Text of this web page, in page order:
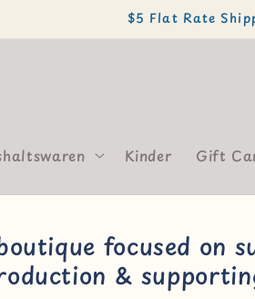
$5 Flat Rate
Kinder Gift
focused on
&